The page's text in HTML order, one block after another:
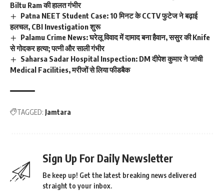
Biltu Ram की हालत गंभीर
Patna NEET Student Case: 10 मिनट के CCTV फुटेज ने बढ़ाई
हलचल, CBI Investigation शुरू
Palamu Crime News: घरेलू विवाद में दामाद बना हैवान, ससुर की Knife
से गोदकर हत्या; पत्नी और साली गंभीर
Saharsa Sadar Hospital Inspection: DM दीपेश कुमार ने जांची
Medical Facilities, मरीजों से लिया फीडबैक
TAGGED: Jamtara
Sign Up For Daily Newsletter
Be keep up! Get the latest breaking news delivered
straight to your inbox.